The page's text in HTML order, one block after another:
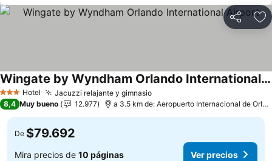
Compartir
3 Estrellas
Hotel Jacuzzi relajante y gimnasioVer precios
Wingate by Wyndham Orlando International Airport
Ver precios
8,4 Muy bueno 12.977 a 3.5 km de: Aeropuerto Internacional de
De $79.692
Mira precios de 10 páginas Ver precios